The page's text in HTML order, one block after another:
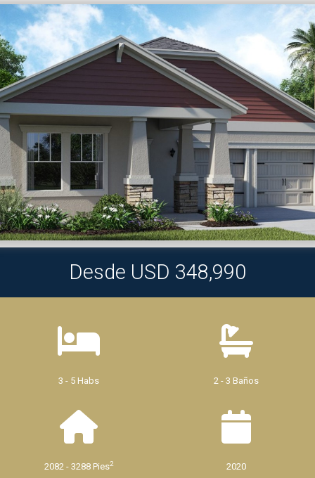
Desde USD 348,990
3 - 5 Habs 2 - 3 Baños
2082 - 3288 Pies2 2020